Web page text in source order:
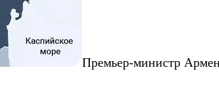
Премьер-министр